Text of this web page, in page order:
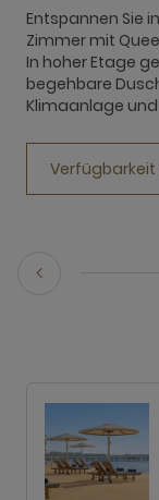
Entspannen Sie
Zimmer mit
In hoher Etage
begehbare
Klimaanlage